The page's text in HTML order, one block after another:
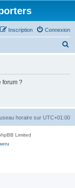
Connexion
Inscription
h
forum ?
horaire sur UTC+01:00
Limited